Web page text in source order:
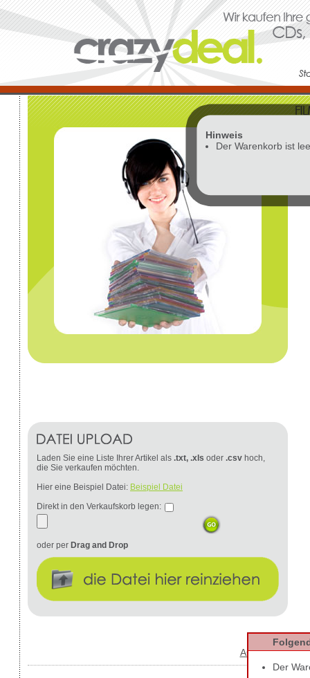
Hinweis
Der Warenkorb ist
Laden Sie eine Liste Ihrer Artikel als .txt, .xls oder .csv hoch,
die Sie verkaufen möchten.
Hier eine Beispiel Datei: Beispiel Datei
Direkt in den Verkaufskorb legen:
oder per Drag and Drop
AGB
Der